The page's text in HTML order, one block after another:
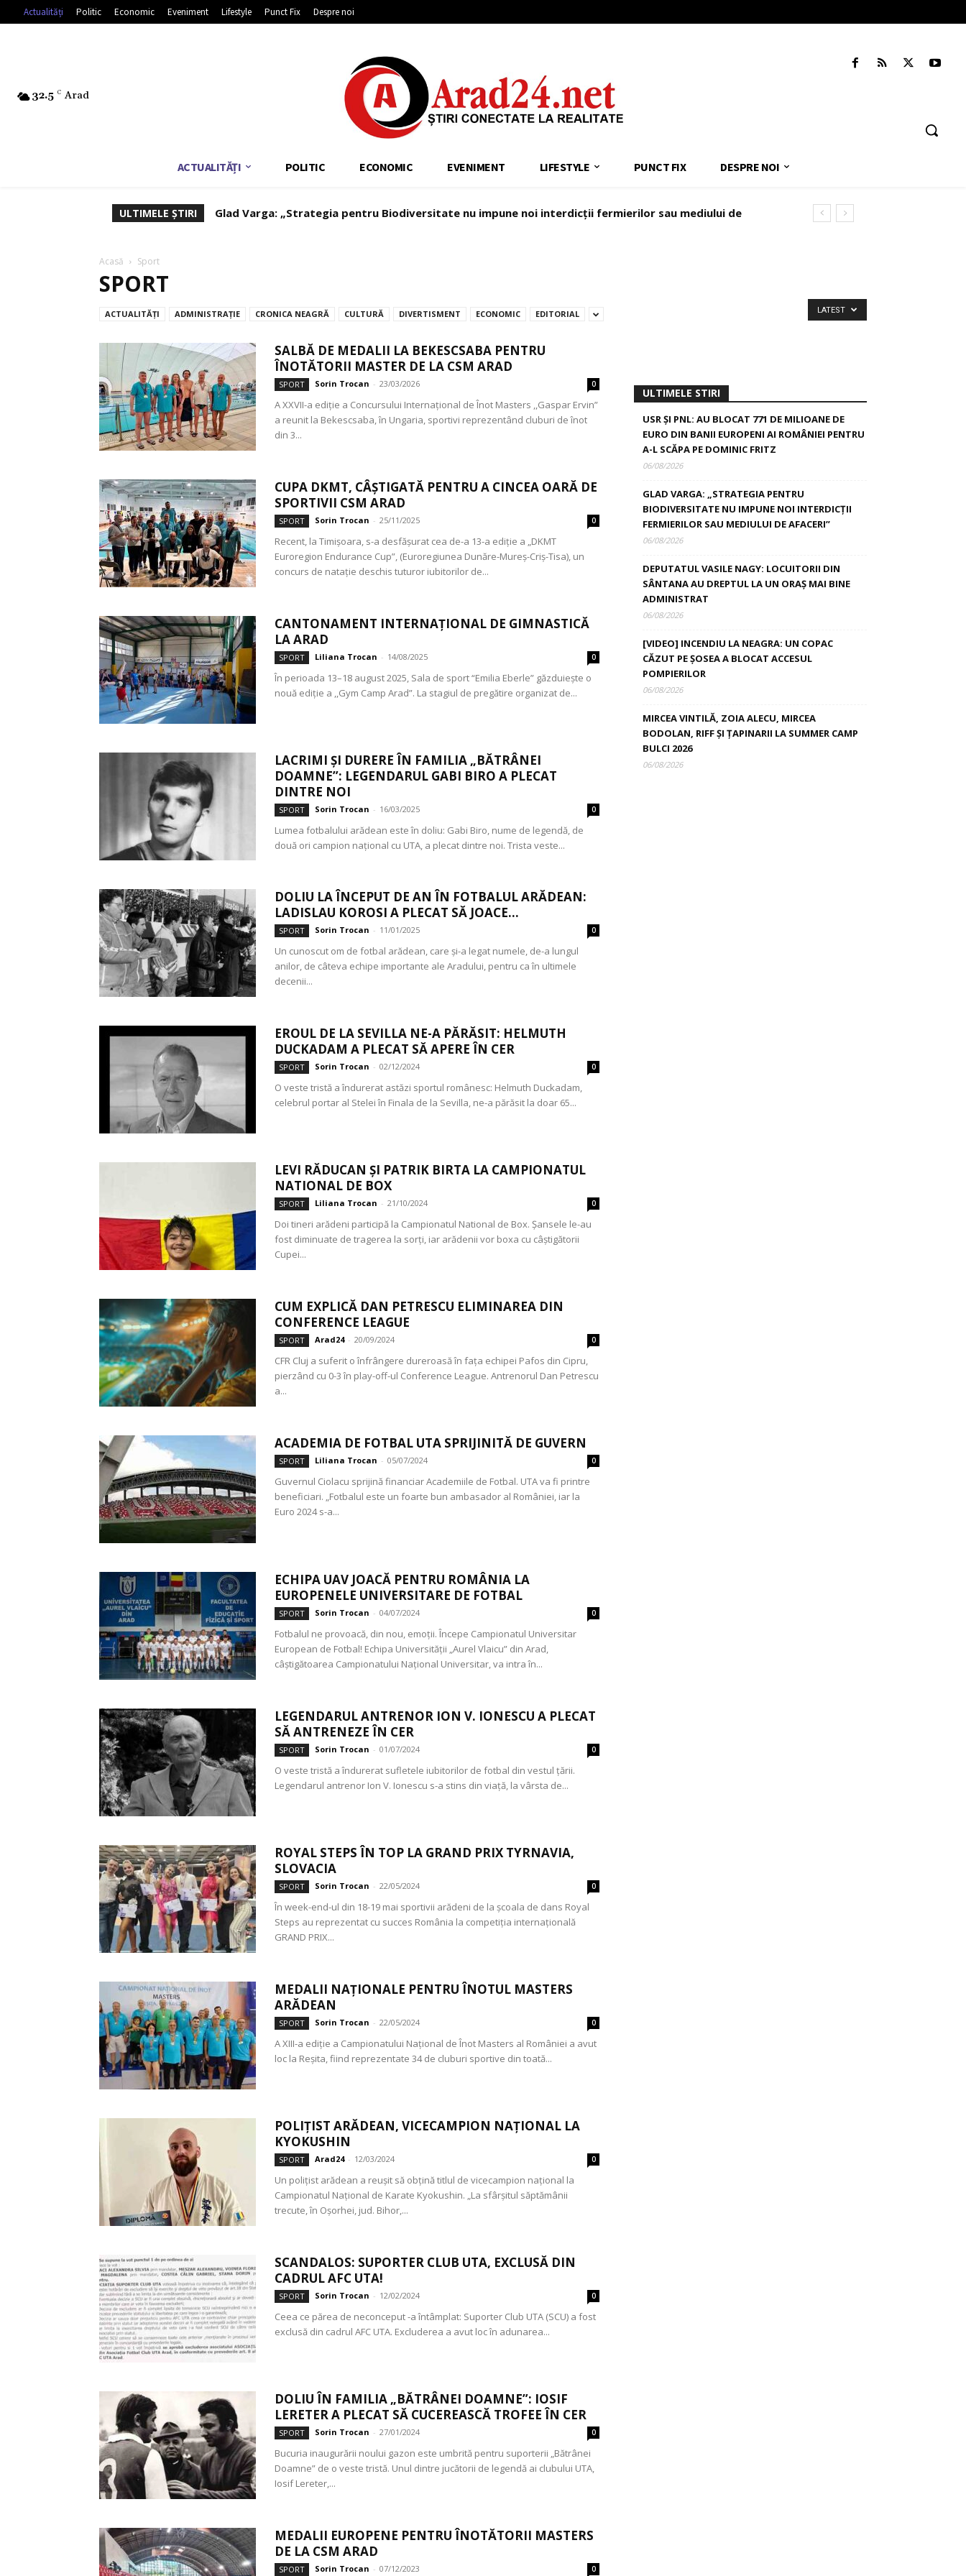
Actualități Politic Economic Eveniment Lifestyle Punct Fix Despre noi
32.5 C Arad
ACTUALITĂȚI POLITIC ECONOMIC EVENIMENT LIFESTYLE PUNCT FIX DESPRE NOI
ULTIMELE ȘTIRI
Glad Varga: „Strategia pentru Biodiversitate nu impune noi interdicții fermierilor sau mediului de
Deputatul Vasile Nagy: Locuitorii din Sântana au dreptul la un oraș mai bine administrat
Acasă Sport
SPORT
ACTUALITĂȚI ADMINISTRAȚIE CRONICA NEAGRĂ CULTURĂ DIVERTISMENT ECONOMIC EDITORIAL LATEST
SALBĂ DE MEDALII LA BEKESCSABA PENTRU
ÎNOTĂTORII MASTER DE LA CSM ARAD
SPORT Sorin Trocan - 23/03/2026 0
A XXVII-a ediție a Concursului Internațional de Înot Masters ,,Gaspar Ervin”
a reunit la Bekescsaba, în Ungaria, sportivi reprezentând cluburi de înot
din 3...
CUPA DKMT, CÂȘTIGATĂ PENTRU A CINCEA OARĂ DE
SPORTIVII CSM ARAD
SPORT Sorin Trocan - 25/11/2025 0
Recent, la Timișoara, s-a desfășurat cea de-a 13-a ediție a „DKMT
Euroregion Endurance Cup”, (Euroregiunea Dunăre-Mureș-Criș-Tisa), un
concurs de natație deschis tuturor iubitorilor de...
CANTONAMENT INTERNAȚIONAL DE GIMNASTICĂ
LA ARAD
SPORT Liliana Trocan - 14/08/2025 0
În perioada 13–18 august 2025, Sala de sport “Emilia Eberle” găzduiește o
nouă ediție a ,,Gym Camp Arad”. La stagiul de pregătire organizat de...
LACRIMI ȘI DURERE ÎN FAMILIA „BĂTRÂNEI
DOAMNE”: LEGENDARUL GABI BIRO A PLECAT
DINTRE NOI
SPORT Sorin Trocan - 16/03/2025 0
Lumea fotbalului arădean este în doliu: Gabi Biro, nume de legendă, de
două ori campion național cu UTA, a plecat dintre noi. Trista veste...
DOLIU LA ÎNCEPUT DE AN ÎN FOTBALUL ARĂDEAN:
LADISLAU KOROSI A PLECAT SĂ JOACE...
SPORT Sorin Trocan - 11/01/2025 0
Un cunoscut om de fotbal arădean, care și-a legat numele, de-a lungul
anilor, de câteva echipe importante ale Aradului, pentru ca în ultimele
decenii...
EROUL DE LA SEVILLA NE-A PĂRĂSIT: HELMUTH
DUCKADAM A PLECAT SĂ APERE ÎN CER
SPORT Sorin Trocan - 02/12/2024 0
O veste tristă a îndurerat astăzi sportul românesc: Helmuth Duckadam,
celebrul portar al Stelei în Finala de la Sevilla, ne-a părăsit la doar 65...
LEVI RĂDUCAN ȘI PATRIK BIRTA LA CAMPIONATUL
NATIONAL DE BOX
SPORT Liliana Trocan - 21/10/2024 0
Doi tineri arădeni participă la Campionatul National de Box. Șansele le-au
fost diminuate de tragerea la sorți, iar arădenii vor boxa cu câștigătorii
Cupei...
CUM EXPLICĂ DAN PETRESCU ELIMINAREA DIN
CONFERENCE LEAGUE
SPORT Arad24 - 20/09/2024 0
CFR Cluj a suferit o înfrângere dureroasă în fața echipei Pafos din Cipru,
pierzând cu 0-3 în play-off-ul Conference League. Antrenorul Dan Petrescu
a...
ACADEMIA DE FOTBAL UTA SPRIJINITĂ DE GUVERN
SPORT Liliana Trocan - 05/07/2024 0
Guvernul Ciolacu sprijină financiar Academiile de Fotbal. UTA va fi printre
beneficiari. „Fotbalul este un foarte bun ambasador al României, iar la
Euro 2024 s-a...
ECHIPA UAV JOACĂ PENTRU ROMÂNIA LA
EUROPENELE UNIVERSITARE DE FOTBAL
SPORT Sorin Trocan - 04/07/2024 0
Fotbalul ne provoacă, din nou, emoții. Începe Campionatul Universitar
European de Fotbal! Echipa Universității „Aurel Vlaicu” din Arad,
câștigătoarea Campionatului Național Universitar, va intra în...
LEGENDARUL ANTRENOR ION V. IONESCU A PLECAT
SĂ ANTRENEZE ÎN CER
SPORT Sorin Trocan - 01/07/2024 0
O veste tristă a îndurerat sufletele iubitorilor de fotbal din vestul țării.
Legendarul antrenor Ion V. Ionescu s-a stins din viață, la vârsta de...
ROYAL STEPS ÎN TOP LA GRAND PRIX TYRNAVIA,
SLOVACIA
SPORT Sorin Trocan - 22/05/2024 0
În week-end-ul din 18-19 mai sportivii arădeni de la școala de dans Royal
Steps au reprezentat cu succes România la competiția internațională
GRAND PRIX...
MEDALII NAȚIONALE PENTRU ÎNOTUL MASTERS
ARĂDEAN
SPORT Sorin Trocan - 22/05/2024 0
A XIII-a ediție a Campionatului Național de Înot Masters al României a avut
loc la Reșita, fiind reprezentate 34 de cluburi sportive din toată...
POLIȚIST ARĂDEAN, VICECAMPION NAȚIONAL LA
KYOKUSHIN
SPORT Arad24 - 12/03/2024 0
Un polițist arădean a reușit să obțină titlul de vicecampion național la
Campionatul Național de Karate Kyokushin. „La sfârșitul săptămânii
trecute, în Oșorhei, jud. Bihor,...
SCANDALOS: SUPORTER CLUB UTA, EXCLUSĂ DIN
CADRUL AFC UTA!
SPORT Sorin Trocan - 12/02/2024 0
Ceea ce părea de neconceput -a întâmplat: Suporter Club UTA (SCU) a fost
exclusă din cadrul AFC UTA. Excluderea a avut loc în adunarea...
DOLIU ÎN FAMILIA „BĂTRÂNEI DOAMNE”: IOSIF
LERETER A PLECAT SĂ CUCEREASCĂ TROFEE ÎN CER
SPORT Sorin Trocan - 27/01/2024 0
Bucuria inaugurării noului gazon este umbrită pentru suporterii „Bătrânei
Doamne” de o veste tristă. Unul dintre jucătorii de legendă ai clubului UTA,
Iosif Lereter,...
MEDALII EUROPENE PENTRU ÎNOTĂTORII MASTERS
DE LA CSM ARAD
SPORT Sorin Trocan - 07/12/2023 0
ULTIMELE STIRI
USR ȘI PNL: AU BLOCAT 771 DE MILIOANE DE
EURO DIN BANII EUROPENI AI ROMÂNIEI PENTRU
A-L SCĂPA PE DOMINIC FRITZ
06/08/2026
GLAD VARGA: „STRATEGIA PENTRU
BIODIVERSITATE NU IMPUNE NOI INTERDICȚII
FERMIERILOR SAU MEDIULUI DE AFACERI”
06/08/2026
DEPUTATUL VASILE NAGY: LOCUITORII DIN
SÂNTANA AU DREPTUL LA UN ORAȘ MAI BINE
ADMINISTRAT
06/08/2026
[VIDEO] INCENDIU LA NEAGRA: UN COPAC
CĂZUT PE ȘOSEA A BLOCAT ACCESUL
POMPIERILOR
06/08/2026
MIRCEA VINTILĂ, ZOIA ALECU, MIRCEA
BODOLAN, RIFF ȘI ȚAPINARII LA SUMMER CAMP
BULCI 2026
06/08/2026